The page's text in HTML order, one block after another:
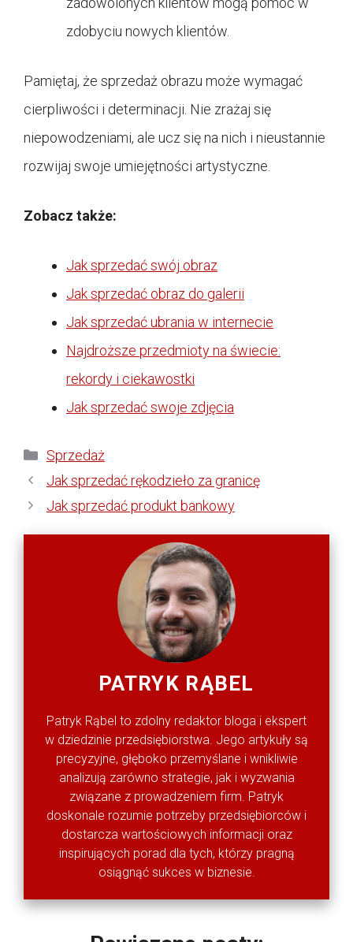
zdobyciu nowych klientów.
Pamiętaj, że sprzedaż obrazu może wymagać
cierpliwości i determinacji. Nie zrażaj się
niepowodzeniami, ale ucz się na nich i nieustannie
rozwijaj swoje umiejętności artystyczne.
Zobacz także:
Jak sprzedać swój obraz
Jak sprzedać obraz do galerii
Jak sprzedać ubrania w internecie
Najdroższe przedmioty na świecie:
rekordy i ciekawostki
Jak sprzedać swoje zdjęcia
Kategorie
Sprzedaż
Jak sprzedać rękodzieło za granicę
Jak sprzedać produkt bankowy
PATRYK RĄBEL
Patryk Rąbel to zdolny redaktor bloga i ekspert
w dziedzinie przedsiębiorstwa. Jego artykuły są
precyzyjne, głęboko przemyślane i wnikliwie
analizują zarówno strategie, jak i wyzwania
związane z prowadzeniem firm. Patryk
doskonale rozumie potrzeby przedsiębiorców i
dostarcza wartościowych informacji oraz
inspirujących porad dla tych, którzy pragną
osiągnąć sukces w biznesie.